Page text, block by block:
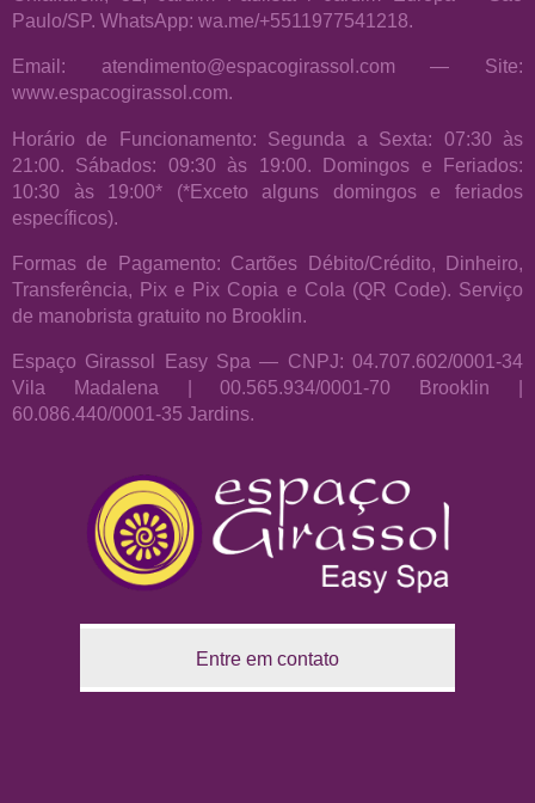
Paulo/SP. WhatsApp: wa.me/+5511977541218.
Email: atendimento@espacogirassol.com — Site:
www.espacogirassol.com.
Horário de Funcionamento: Segunda a Sexta: 07:30 às
21:00. Sábados: 09:30 às 19:00. Domingos e Feriados:
10:30 às 19:00* (*Exceto alguns domingos e feriados
específicos).
Formas de Pagamento: Cartões Débito/Crédito, Dinheiro,
Transferência, Pix e Pix Copia e Cola (QR Code). Serviço
de manobrista gratuito no Brooklin.
Espaço Girassol Easy Spa — CNPJ: 04.707.602/0001-34
Vila Madalena | 00.565.934/0001-70 Brooklin |
60.086.440/0001-35 Jardins.
Entre em contato